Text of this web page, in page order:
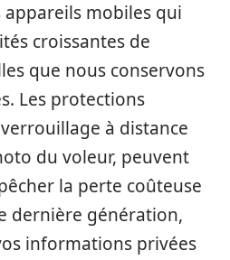
mobiles qui
croissantes de
que nous conservons
Les protections
à distance
du voleur, peuvent
la perte coûteuse
dernière génération,
informations privées